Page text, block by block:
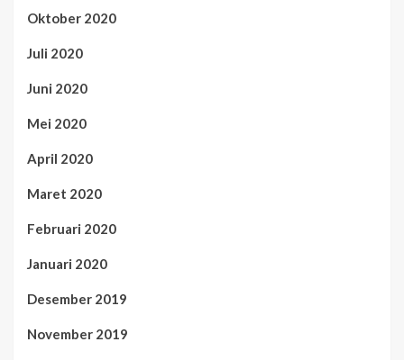
Oktober 2020
Juli 2020
Juni 2020
Mei 2020
April 2020
Maret 2020
Februari 2020
Januari 2020
Desember 2019
November 2019